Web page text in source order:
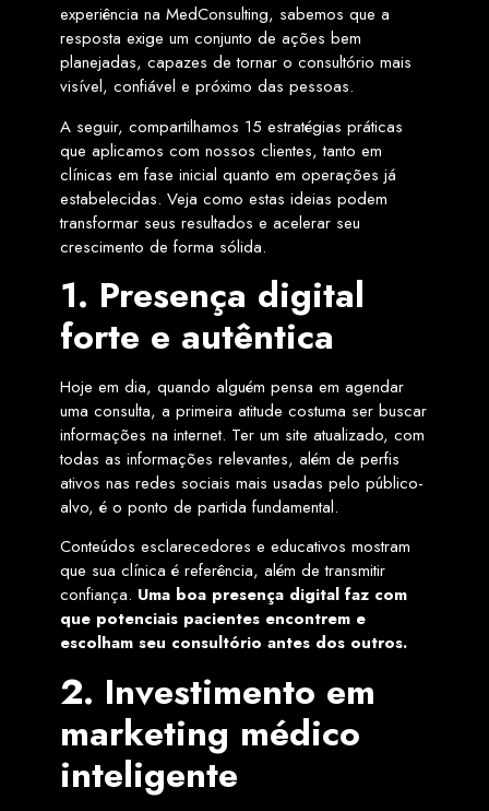
experiência na MedConsulting, sabemos que a
resposta exige um conjunto de ações bem
planejadas, capazes de tornar o consultório mais
visível, confiável e próximo das pessoas.
A seguir, compartilhamos 15 estratégias práticas
que aplicamos com nossos clientes, tanto em
clínicas em fase inicial quanto em operações já
estabelecidas. Veja como estas ideias podem
transformar seus resultados e acelerar seu
crescimento de forma sólida.
1. Presença digital
forte e autêntica
Hoje em dia, quando alguém pensa em agendar
uma consulta, a primeira atitude costuma ser buscar
informações na internet. Ter um site atualizado, com
todas as informações relevantes, além de perfis
ativos nas redes sociais mais usadas pelo público-
alvo, é o ponto de partida fundamental.
Conteúdos esclarecedores e educativos mostram
que sua clínica é referência, além de transmitir
confiança. Uma boa presença digital faz com
que potenciais pacientes encontrem e
escolham seu consultório antes dos outros.
2. Investimento em
marketing médico
inteligente